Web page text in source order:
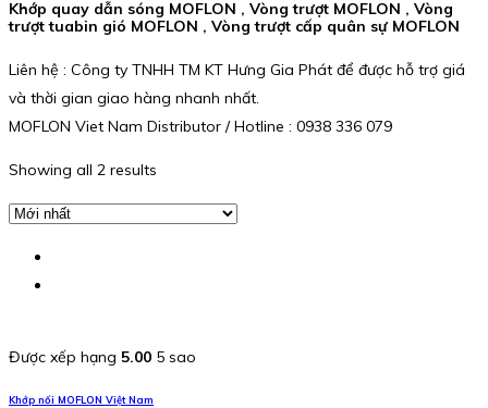
Khớp quay dẫn sóng MOFLON , Vòng trượt MOFLON , Vòng
trượt tuabin gió MOFLON , Vòng trượt cấp quân sự MOFLON
Liên hệ : Công ty TNHH TM KT Hưng Gia Phát để được hỗ trợ giá
và thời gian giao hàng nhanh nhất.
MOFLON Viet Nam Distributor / Hotline : 0938 336 079
Showing all 2 results
Được xếp hạng 5.00 5 sao
Khớp nối MOFLON Việt Nam